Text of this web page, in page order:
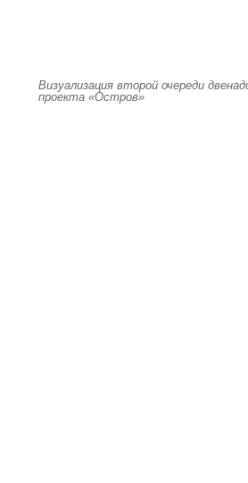
Визуализация второй очереди
проекта «Остров»